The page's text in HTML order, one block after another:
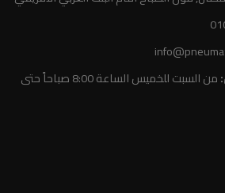
من السبت للخميس الساعة 8:00 صباحاً حتى